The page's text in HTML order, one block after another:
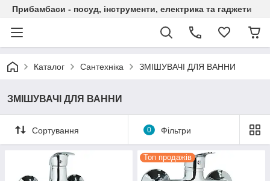
Прибамбаси - посуд, інструменти, електрика та гаджети
Каталог Сантехніка ЗМІШУВАЧІ ДЛЯ ВАННИ
ЗМІШУВАЧІ ДЛЯ ВАННИ
Сортування 0 Фільтри
Топ продажів